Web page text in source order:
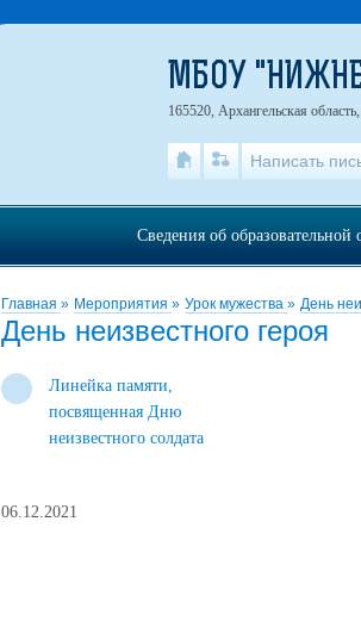
Главная » Мероприятия » Урок мужества » День
День неизвестного героя
Линейка памяти,
посвященная Дню
неизвестного солдата
06.12.2021
МБОУ
165520, Архангельская
Написать
Сведения об образовательной